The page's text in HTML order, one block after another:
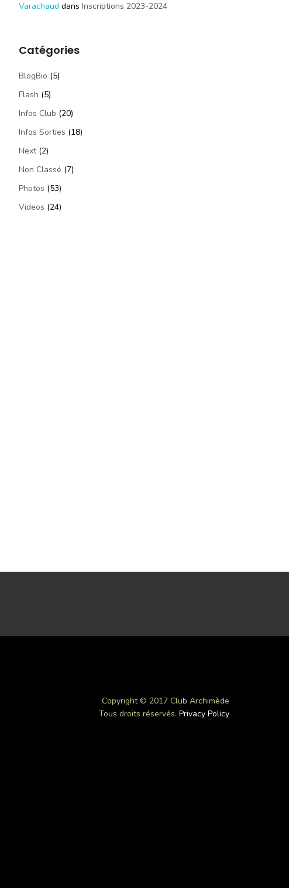
Varachaud dans Inscriptions 2023-2024
Catégories
BlogBio (5)
Flash (5)
Infos Club (20)
Infos Sorties (18)
Next(2)
Non Classé (7)
Photos (53)
Videos (24)
Copyright © 2017 Club Archimède
Tous droits réservés. Privacy Policy